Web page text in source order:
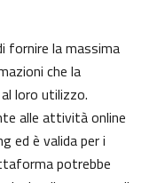
fornire la massima
che la
loro utilizzo.
alle attività online
ed è valida per i
potrebbe